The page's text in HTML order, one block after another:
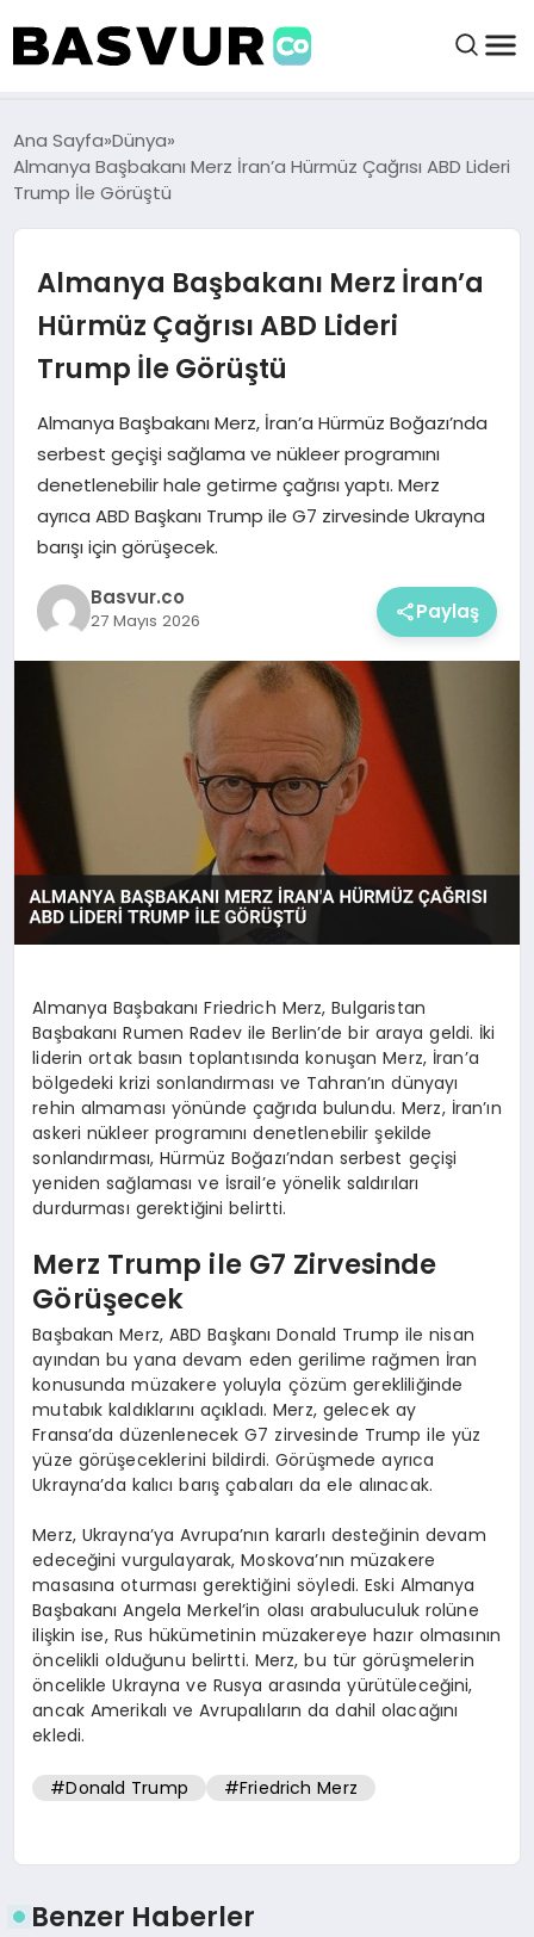
BAŞVURULAR
BAYILIKLER
HABERLER
KRIPTO HABER
Ana Sayfa Dünya
Almanya Başbakanı Merz İran’a Hürmüz Çağrısı ABD Lideri
Trump İle Görüştü
Almanya Başbakanı Merz İran’a
Hürmüz Çağrısı ABD Lideri
Trump İle Görüştü
Almanya Başbakanı Merz, İran’a Hürmüz Boğazı’nda
serbest geçişi sağlama ve nükleer programını
denetlenebilir hale getirme çağrısı yaptı. Merz
ayrıca ABD Başkanı Trump ile G7 zirvesinde Ukrayna
barışı için görüşecek.
Basvur.co
27 Mayıs 2026 Paylaş
Almanya Başbakanı Friedrich Merz, Bulgaristan
Başbakanı Rumen Radev ile Berlin’de bir araya geldi. İki
liderin ortak basın toplantısında konuşan Merz, İran’a
bölgedeki krizi sonlandırması ve Tahran’ın dünyayı
rehin almaması yönünde çağrıda bulundu. Merz, İran’ın
askeri nükleer programını denetlenebilir şekilde
sonlandırması, Hürmüz Boğazı’ndan serbest geçişi
yeniden sağlaması ve İsrail’e yönelik saldırıları
durdurması gerektiğini belirtti.
Merz Trump ile G7 Zirvesinde
Görüşecek
Başbakan Merz, ABD Başkanı Donald Trump ile nisan
ayından bu yana devam eden gerilime rağmen İran
konusunda müzakere yoluyla çözüm gerekliliğinde
mutabık kaldıklarını açıkladı. Merz, gelecek ay
Fransa’da düzenlenecek G7 zirvesinde Trump ile yüz
yüze görüşeceklerini bildirdi. Görüşmede ayrıca
Ukrayna’da kalıcı barış çabaları da ele alınacak.
Merz, Ukrayna’ya Avrupa’nın kararlı desteğinin devam
edeceğini vurgulayarak, Moskova’nın müzakere
masasına oturması gerektiğini söyledi. Eski Almanya
Başbakanı Angela Merkel’in olası arabuluculuk rolüne
ilişkin ise, Rus hükümetinin müzakereye hazır olmasının
öncelikli olduğunu belirtti. Merz, bu tür görüşmelerin
öncelikle Ukrayna ve Rusya arasında yürütüleceğini,
ancak Amerikalı ve Avrupalıların da dahil olacağını
ekledi.
#Donald Trump #Friedrich Merz
Benzer Haberler